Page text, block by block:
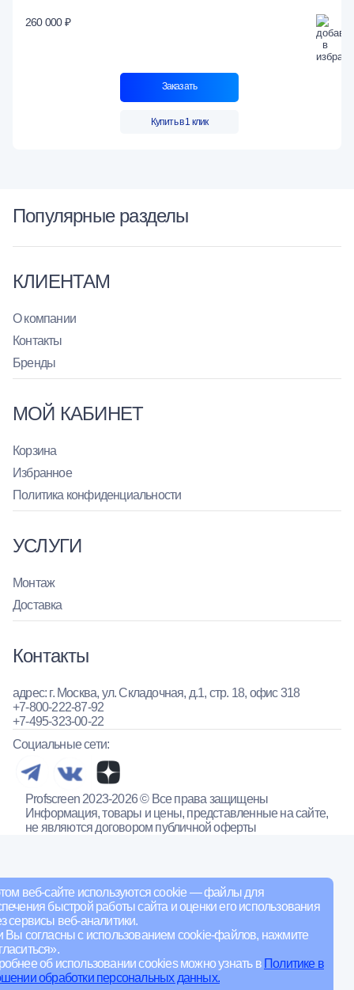
веб-сайте используются cookie — файлы для
быстрой работы сайта и оценки его использования
сервисы веб-аналитики.
Вы согласны с использованием cookie-файлов, нажмите
об использовании cookies можно узнать в Политике в
обработки персональных данных.
260 000 ₽
Заказать
Купить в 1 клик
Популярные разделы
КЛИЕНТАМ
О компании
Контакты
Бренды
МОЙ КАБИНЕТ
Корзина
Избранное
Политика конфиденциальности
УСЛУГИ
Монтаж
Доставка
Контакты
адрес: г. Москва, ул. Складочная, д.1, стр. 18, офис 318
+7-800-222-87-92
+7-495-323-00-22
Социальные сети:
Profscreen 2023-2026 © Все права защищены
Информация, товары и цены, представленные на сайте,
не являются договором публичной оферты